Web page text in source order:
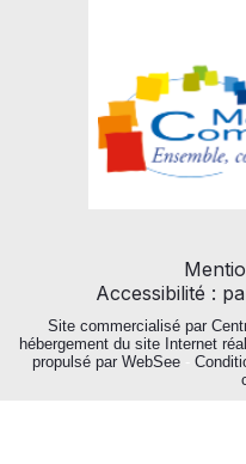
Accessibilité :
Site commercialisé par
hébergement du site Internet
propulsé par WebSee-